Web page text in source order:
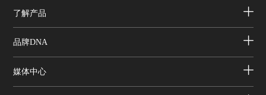
了解产品
品牌DNA
媒体中心